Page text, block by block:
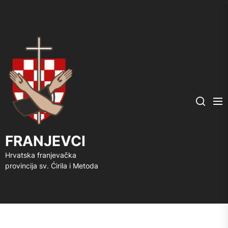
FRANJEVCI
Hrvatska franjevačka
provincija sv. Ćirila i Metoda
Search